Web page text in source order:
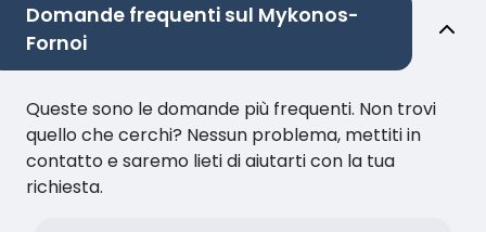
Domande frequenti sul Mykonos-
Fornoi
Queste sono le domande più frequenti. Non trovi
quello che cerchi? Nessun problema, mettiti in
contatto e saremo lieti di aiutarti con la tua
richiesta.